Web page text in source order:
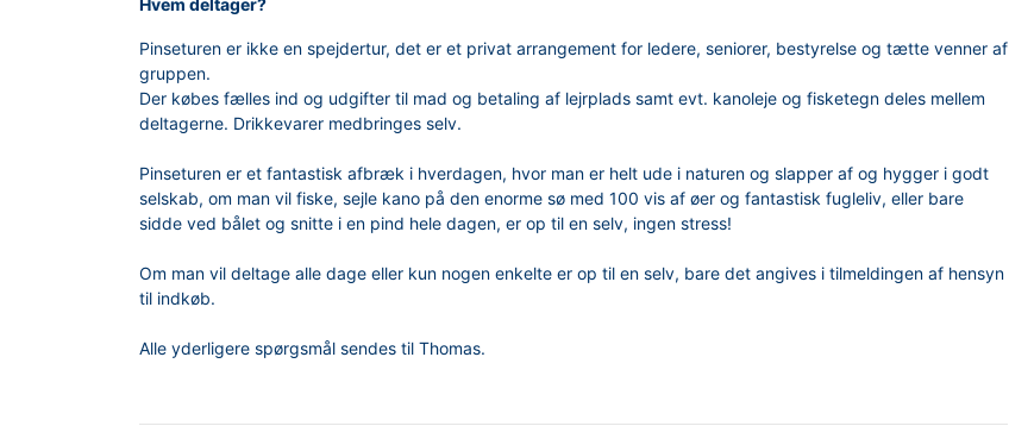
Hvem deltager?
Pinseturen er ikke en spejdertur, det er et privat arrangement for ledere, seniorer, bestyrelse og tætte venner af
gruppen.
Der købes fælles ind og udgifter til mad og betaling af lejrplads samt evt. kanoleje og fisketegn deles mellem
deltagerne. Drikkevarer medbringes selv.
Pinseturen er et fantastisk afbræk i hverdagen, hvor man er helt ude i naturen og slapper af og hygger i godt
selskab, om man vil fiske, sejle kano på den enorme sø med 100 vis af øer og fantastisk fugleliv, eller bare
sidde ved bålet og snitte i en pind hele dagen, er op til en selv, ingen stress!
Om man vil deltage alle dage eller kun nogen enkelte er op til en selv, bare det angives i tilmeldingen af hensyn
til indkøb.
Alle yderligere spørgsmål sendes til Thomas.